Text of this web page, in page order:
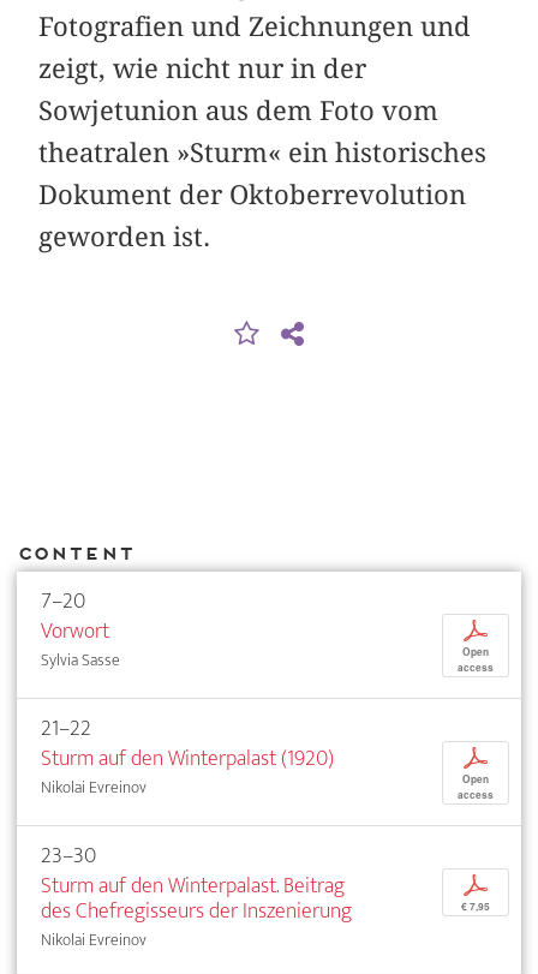
Fotografien und Zeichnungen und
zeigt, wie nicht nur in der
Sowjetunion aus dem Foto vom
theatralen »Sturm« ein historisches
Dokument der Oktober­revolution
geworden ist.
Content
7–20
Vorwort
Sylvia Sasse
p
Open
access
21–22
Sturm auf den Winterpalast (1920)
Nikolai Evreinov
p
Open
access
23–30
Sturm auf den Winterpalast. Beitrag
des Chefregisseurs der Inszenierung
Nikolai Evreinov
p
€ 7,95